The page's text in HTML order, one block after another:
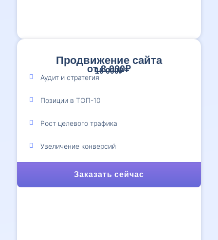
Продвижение сайта
от 8 000₽
10 000₽
Аудит и стратегия
Позиции в ТОП-10
Рост целевого трафика
Увеличение конверсий
Заказать сейчас